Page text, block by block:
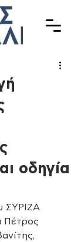
οδηγία
ΣΥΡΙΖΑ
Πέτρος